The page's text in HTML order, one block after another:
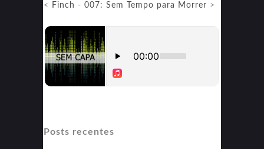
II
< Finch - 007: Sem Tempo para Morrer >
Posts recentes